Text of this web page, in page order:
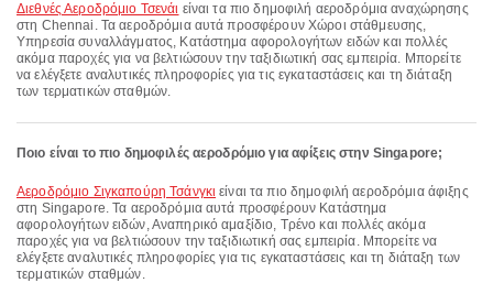
Διεθνές Αεροδρόμιο Τσενάι είναι τα πιο δημοφιλή αεροδρόμια αναχώρησης
στη Chennai. Τα αεροδρόμια αυτά προσφέρουν Χώροι στάθμευσης,
Υπηρεσία συναλλάγματος, Κατάστημα αφορολογήτων ειδών και πολλές
ακόμα παροχές για να βελτιώσουν την ταξιδιωτική σας εμπειρία. Μπορείτε
να ελέγξετε αναλυτικές πληροφορίες για τις εγκαταστάσεις και τη διάταξη
των τερματικών σταθμών.
Ποιο είναι το πιο δημοφιλές αεροδρόμιο για αφίξεις στην Singapore;
Αεροδρόμιο Σιγκαπούρη Τσάνγκι είναι τα πιο δημοφιλή αεροδρόμια άφιξης
στη Singapore. Τα αεροδρόμια αυτά προσφέρουν Κατάστημα
αφορολογήτων ειδών, Αναπηρικό αμαξίδιο, Τρένο και πολλές ακόμα
παροχές για να βελτιώσουν την ταξιδιωτική σας εμπειρία. Μπορείτε να
ελέγξετε αναλυτικές πληροφορίες για τις εγκαταστάσεις και τη διάταξη των
τερματικών σταθμών.